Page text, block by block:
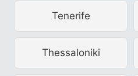
Tenerife
Thessaloniki